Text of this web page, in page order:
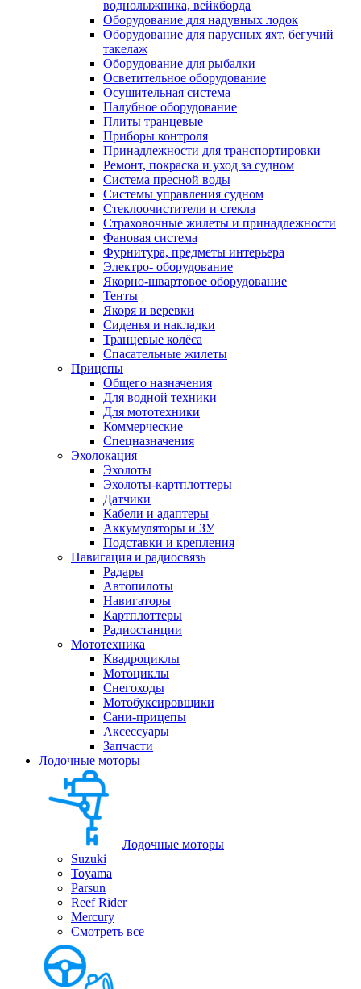
воднолыжника, вейкборда
Оборудование для надувных лодок
Оборудование для парусных яхт, бегучий
такелаж
Оборудование для рыбалки
Осветительное оборудование
Осушительная система
Палубное оборудование
Плиты транцевые
Приборы контроля
Принадлежности для транспортировки
Ремонт, покраска и уход за судном
Система пресной воды
Системы управления судном
Стеклоочистители и стекла
Страховочные жилеты и принадлежности
Фановая система
Фурнитура, предметы интерьера
Электро- оборудование
Якорно-швартовое оборудование
Тенты
Якоря и веревки
Сиденья и накладки
Транцевые колёса
Спасательные жилеты
Прицепы
Общего назначения
Для водной техники
Для мототехники
Коммерческие
Спецназначения
Эхолокация
Эхолоты
Эхолоты-картплоттеры
Датчики
Кабели и адаптеры
Аккумуляторы и ЗУ
Подставки и крепления
Навигация и радиосвязь
Радары
Автопилоты
Навигаторы
Картплоттеры
Радиостанции
Мототехника
Квадроциклы
Мотоциклы
Снегоходы
Мотобуксировщики
Сани-прицепы
Аксессуары
Запчасти
Лодочные моторы
Лодочные моторы
Suzuki
Toyama
Parsun
Reef Rider
Mercury
Смотреть все